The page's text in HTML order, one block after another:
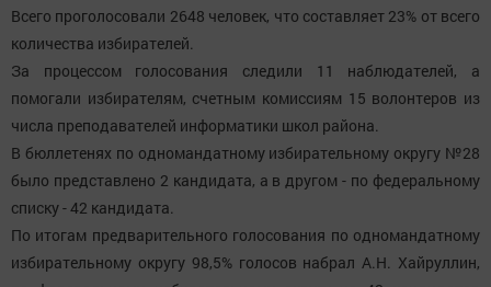
Всего проголосовали 2648 человек, что составляет 23% от всего
количества избирателей.
За процессом голосования следили 11 наблюдателей, а
помогали избирателям, счетным комиссиям 15 волонтеров из
числа преподавателей информатики школ района.
В бюллетенях по одномандатному избирательному округу №28
было представлено 2 кандидата, а в другом - по федеральному
списку - 42 кандидата.
По итогам предварительного голосования по одномандатному
избирательному округу 98,5% голосов набрал А.Н. Хайруллин,